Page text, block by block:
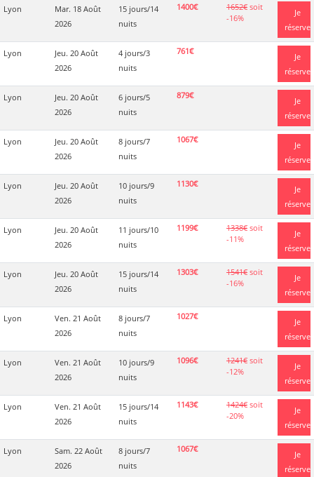
Lyon
Mar. 18 Août
2026
15 jours/14
nuits
1400€ 1652€ soit
-16%
Je
réserve
Lyon
Jeu. 20 Août
2026
4 jours/3
nuits
761€
Je
réserve
Lyon
Jeu. 20 Août
2026
6 jours/5
nuits
879€
Je
réserve
Lyon
Jeu. 20 Août
2026
8 jours/7
nuits
1067€
Je
réserve
Lyon
Jeu. 20 Août
2026
10 jours/9
nuits
1130€
Je
réserve
Lyon
Jeu. 20 Août
2026
11 jours/10
nuits
1199€ 1338€ soit
-11%
Je
réserve
Lyon
Jeu. 20 Août
2026
15 jours/14
nuits
1303€ 1541€ soit
-16%
Je
réserve
Lyon
Ven. 21 Août
2026
8 jours/7
nuits
1027€
Je
réserve
Lyon
Ven. 21 Août
2026
10 jours/9
nuits
1096€ 1241€ soit
-12%
Je
réserve
Lyon
Ven. 21 Août
2026
15 jours/14
nuits
1143€ 1424€ soit
-20%
Je
réserve
Lyon
Sam. 22 Août
2026
8 jours/7
nuits
1067€
Je
réserve